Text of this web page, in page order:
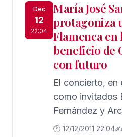
Dec
12
22:04
María José
protagoniza
Flamenca en
beneficio de
con futuro
El concierto, en
como invitados
Fernández y
la colaboración
🕐 12/12/2011 22:04✍️